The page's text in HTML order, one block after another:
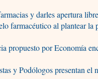
y darles apertura libre
farmacéutico al plantear la
propuesto por Economía
y Podólogos presentan el